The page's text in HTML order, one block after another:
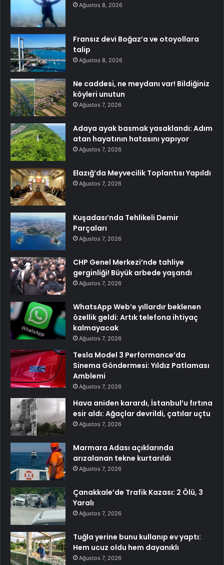
Ağustos 8, 2026
Fransız devi Boğaz’a ve otoyollara
talip
Ağustos 8, 2026
Ne caddesi, ne meydanı var! Bildiğiniz
köyleri unutun
Ağustos 7, 2026
Adaya ayak basmak yasaklandı: Adım
atan hayatının hatasını yapıyor
Ağustos 7, 2026
Elazığ’da Meyvecilik Toplantısı Yapıldı
Ağustos 7, 2026
Kuşadası’nda Tehlikeli Demir
Parçaları
Ağustos 7, 2026
CHP Genel Merkezi’nde tahliye
gerginliği! Büyük arbede yaşandı
Ağustos 7, 2026
WhatsApp Web’e yıllardır beklenen
özellik geldi: Artık telefona ihtiyaç
kalmayacak
Ağustos 7, 2026
Tesla Model 3 Performance’da
Sinema Göndermesi: Yıldız Patlaması
Amblemi
Ağustos 7, 2026
Hava aniden karardı, İstanbul’u fırtına
esir aldı: Ağaçlar devrildi, çatılar uçtu
Ağustos 7, 2026
Marmara Adası açıklarında
arızalanan tekne kurtarıldı
Ağustos 7, 2026
Çanakkale’de Trafik Kazası: 2 Ölü, 3
Yaralı
Ağustos 7, 2026
Tuğla yerine bunu kullanıp ev yaptı:
Hem ucuz oldu hem dayanıklı
Ağustos 7, 2026